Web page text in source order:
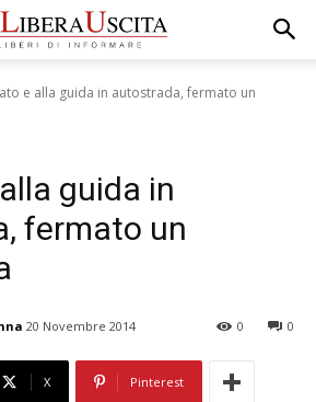
e alla guida in autostrada, fermato un
guida in
fermato un
20 Novembre 2014 0
0
X Pinterest